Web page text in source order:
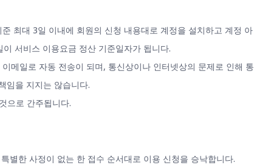
최대 3일 이내에 회원의 신청 내용대로 계정을 설치하고 계정 아
서비스 이용요금 정산 기준일자가 됩니다.
메일로 자동 전송이 되며, 통신상이나 인터넷상의 문제로 인해 통
임을 지지는 않습니다.
으로 간주됩니다.
별한 사정이 없는 한 접수 순서대로 이용 신청을 승낙합니다.